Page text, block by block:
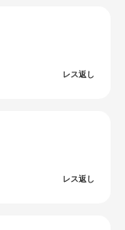
レス返し
レス返し